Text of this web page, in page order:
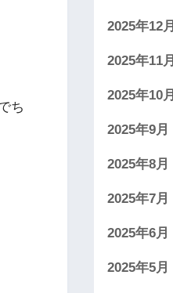
ち
2025年12月
2025年11月
2025年10月
2025年9月
2025年8月
2025年7月
2025年6月
2025年5月